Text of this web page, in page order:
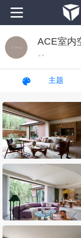
ACE室内
“ ”
主题